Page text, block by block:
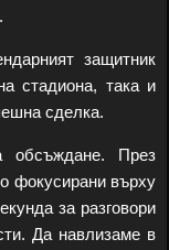
защитник
стадиона, така и
сделка.
обсъждане. През
фокусирани върху
за разговори
Да навлизаме в